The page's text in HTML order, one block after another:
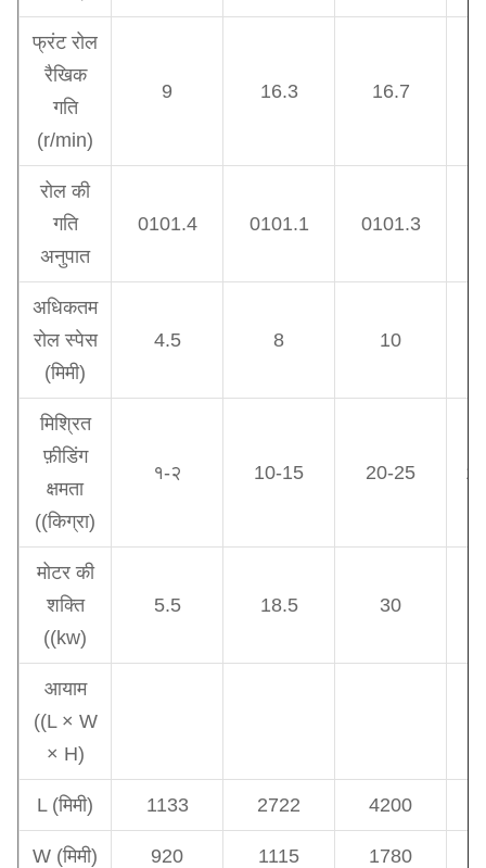
फ्रंट रोल
रैखिक
गति
(r/min)
9 16.3 16.7
रोल की
गति
अनुपात
0101.4 0101.1 0101.3
अधिकतम
रोल स्पेस
(मिमी)
4.5 8 10
मिश्रित
फ़ीडिंग
क्षमता
((किग्रा)
१-२ 10-15 20-25
मोटर की
शक्ति
((kw)
5.5 18.5 30
आयाम
((L × W
× H)
L (मिमी) 1133 2722 4200
W (मिमी) 920 1115 1780